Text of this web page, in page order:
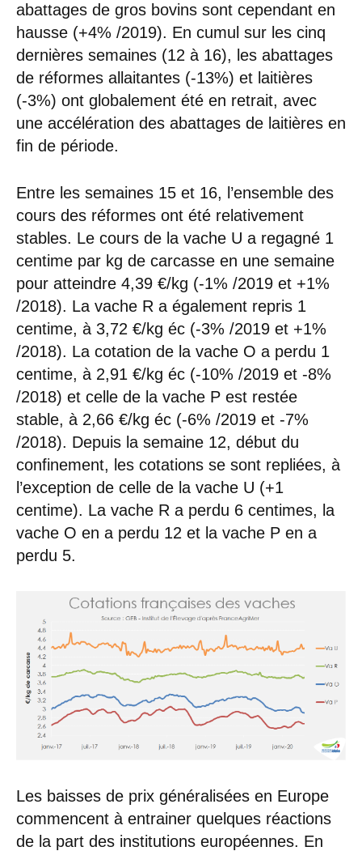
abattages de gros bovins sont cependant en
hausse (+4% /2019). En cumul sur les cinq
dernières semaines (12 à 16), les abattages
de réformes allaitantes (-13%) et laitières
(-3%) ont globalement été en retrait, avec
une accélération des abattages de laitières en
fin de période.
Entre les semaines 15 et 16, l’ensemble des
cours des réformes ont été relativement
stables. Le cours de la vache U a regagné 1
centime par kg de carcasse en une semaine
pour atteindre 4,39 €/kg (-1% /2019 et +1%
/2018). La vache R a également repris 1
centime, à 3,72 €/kg éc (-3% /2019 et +1%
/2018). La cotation de la vache O a perdu 1
centime, à 2,91 €/kg éc (-10% /2019 et -8%
/2018) et celle de la vache P est restée
stable, à 2,66 €/kg éc (-6% /2019 et -7%
/2018). Depuis la semaine 12, début du
confinement, les cotations se sont repliées, à
l’exception de celle de la vache U (+1
centime). La vache R a perdu 6 centimes, la
vache O en a perdu 12 et la vache P en a
perdu 5.
Les baisses de prix généralisées en Europe
commencent à entrainer quelques réactions
de la part des institutions européennes. En